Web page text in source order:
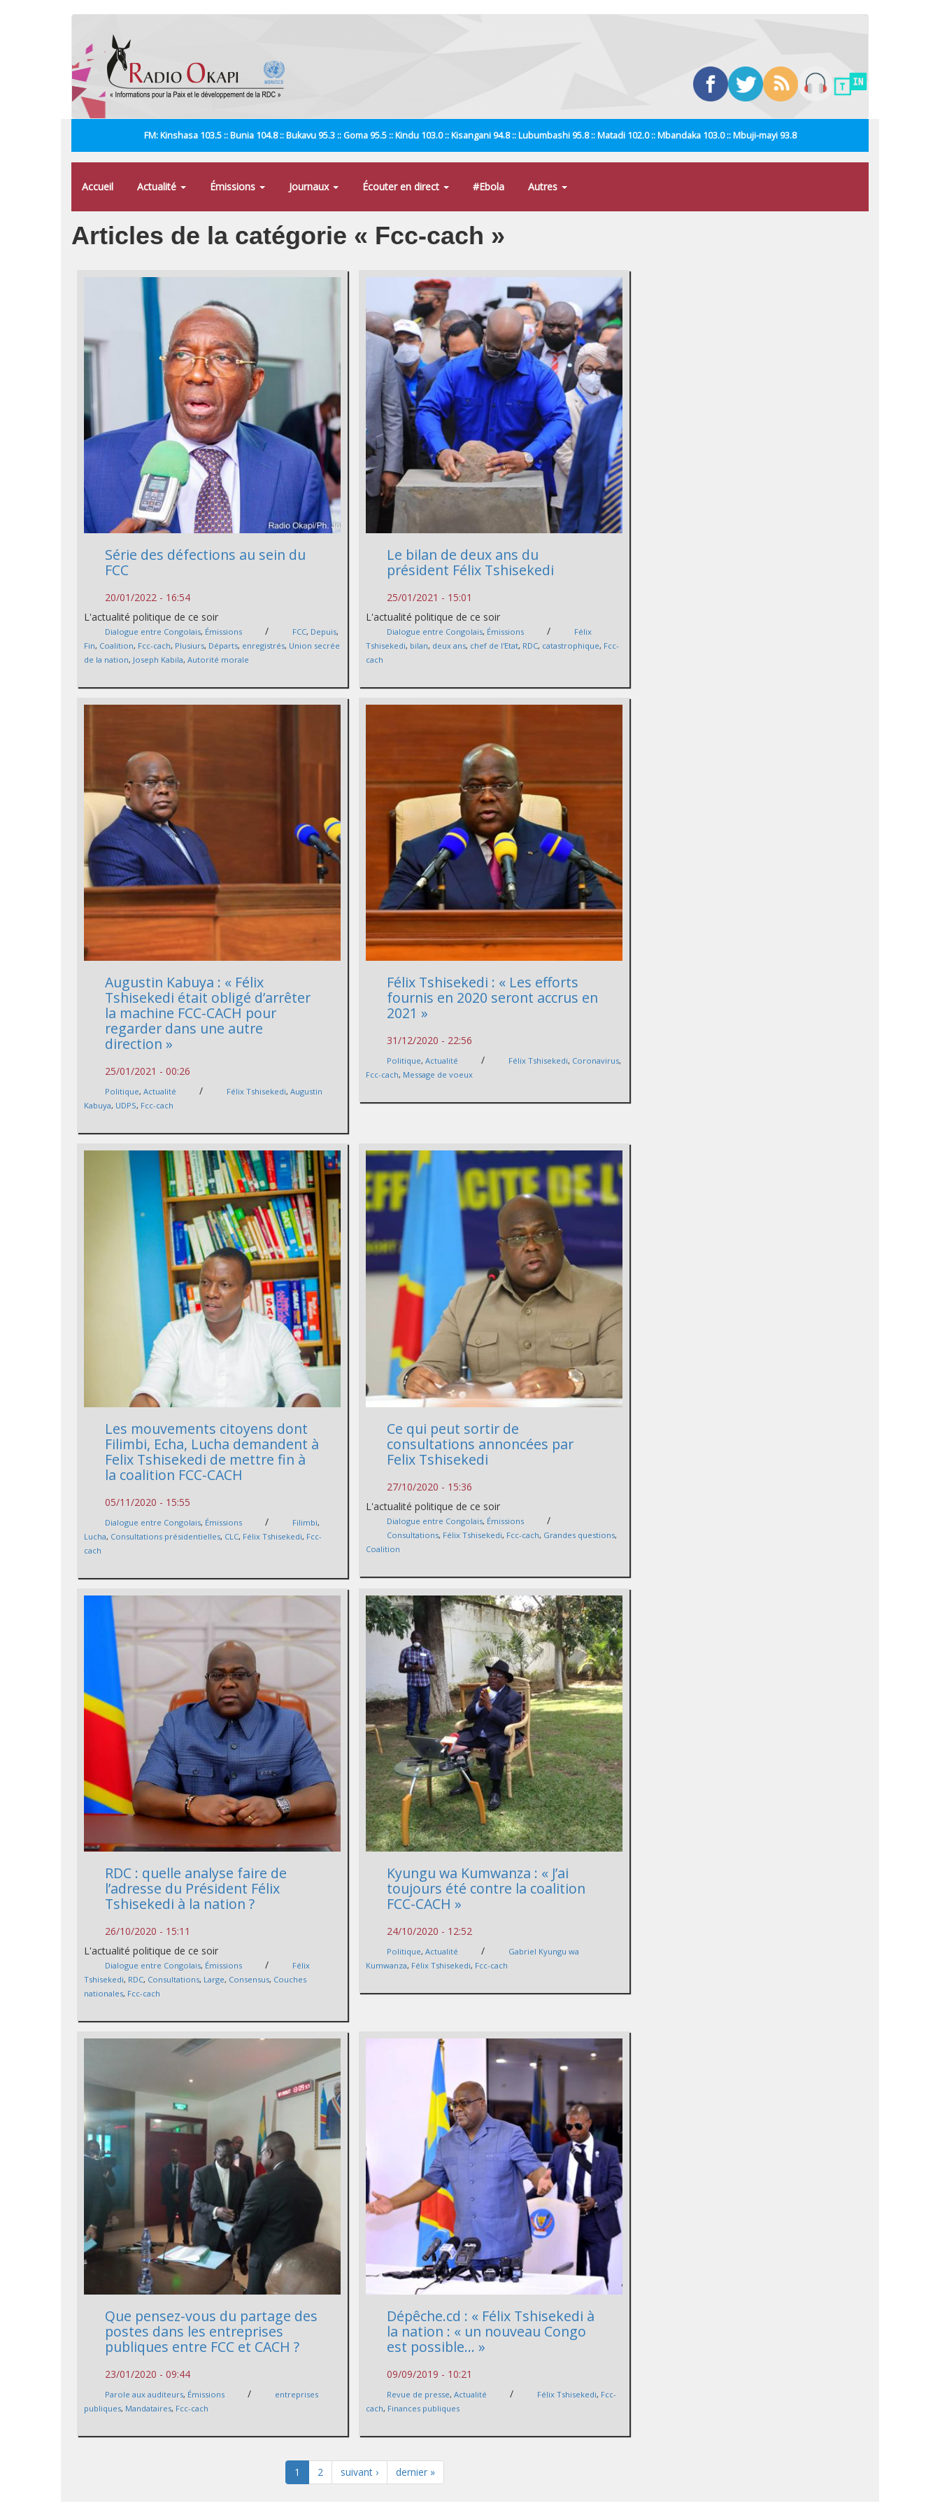
FM: Kinshasa 103.5 :: Bunia 104.8 :: Bukavu 95.3 :: Goma 95.5 :: Kindu 103.0 :: Kisangani 94.8 :: Lubumbashi 95.8 :: Matadi 102.0 :: Mbandaka 103.0 :: Mbuji-mayi 93.8
Accueil Actualité Émissions Journaux Écouter en direct #Ebola Autres
Articles de la catégorie « Fcc-cach »
Série des défections au sein du
FCC
20/01/2022 - 16:54
L'actualité politique de ce soir
Dialogue entre Congolais, Émissions / FCC, Depuis,
Fin, Coalition, Fcc-cach, Plusiurs, Départs, enregistrés, Union secrée
de la nation, Joseph Kabila,Autorité morale
Le bilan de deux ans du
président Félix Tshisekedi
25/01/2021 - 15:01
L'actualité politique de ce soir
Dialogue entre Congolais, Émissions /
Félix
Tshisekedi, bilan, deux ans, chef de l'Etat, RDC, catastrophique, Fcc-
cach
Augustin Kabuya : « Félix
Tshisekedi était obligé d’arrêter
la machine FCC-CACH pour
regarder dans une autre
direction »
25/01/2021 - 00:26
Politique,Actualité / Félix Tshisekedi,Augustin
Kabuya, UDPS, Fcc-cach
Félix Tshisekedi : « Les efforts
fournis en 2020 seront accrus en
2021 »
31/12/2020 - 22:56
Politique,Actualité / Félix Tshisekedi, Coronavirus,
Fcc-cach, Message de voeux
Les mouvements citoyens dont
Filimbi, Echa, Lucha demandent à
Felix Tshisekedi de mettre fin à
la coalition FCC-CACH
05/11/2020 - 15:55
Dialogue entre Congolais, Émissions / Filimbi,
Lucha, Consultations présidentielles, CLC, Félix Tshisekedi, Fcc-
cach
Ce qui peut sortir de
consultations annoncées par
Felix Tshisekedi
27/10/2020 - 15:36
L'actualité politique de ce soir
Dialogue entre Congolais, Émissions /
Consultations, Félix Tshisekedi, Fcc-cach, Grandes questions,
Coalition
RDC : quelle analyse faire de
l’adresse du Président Félix
Tshisekedi à la nation ?
26/10/2020 - 15:11
L'actualité politique de ce soir
Dialogue entre Congolais, Émissions /
Félix
Tshisekedi, RDC, Consultations, Large, Consensus, Couches
nationales, Fcc-cach
Kyungu wa Kumwanza : « J’ai
toujours été contre la coalition
FCC-CACH »
24/10/2020 - 12:52
Politique,Actualité /
Gabriel Kyungu wa
Kumwanza, Félix Tshisekedi, Fcc-cach
Que pensez-vous du partage des
postes dans les entreprises
publiques entre FCC et CACH ?
23/01/2020 - 09:44
Parole aux auditeurs, Émissions /
entreprises
publiques, Mandataires, Fcc-cach
Dépêche.cd : « Félix Tshisekedi à
la nation : « un nouveau Congo
est possible… »
09/09/2019 - 10:21
Revue de presse,Actualité / Félix Tshisekedi, Fcc-
cach, Finances publiques
1 2 suivant › dernier »